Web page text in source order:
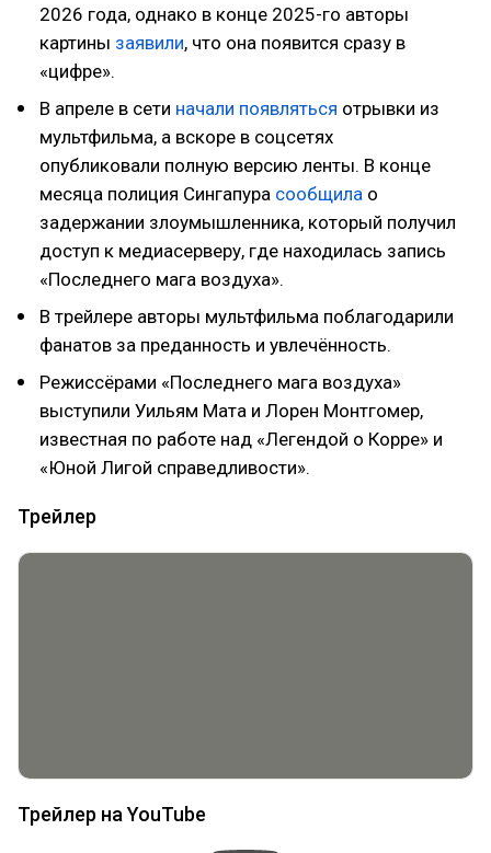
2026 года, однако в конце 2025-го авторы
картины заявили, что она появится сразу в
«цифре».
В апреле в сети начали появляться отрывки из
мультфильма, а вскоре в соцсетях
опубликовали полную версию ленты. В конце
месяца полиция Сингапура сообщила о
задержании злоумышленника, который получил
доступ к медиасерверу, где находилась запись
«Последнего мага воздуха».
В трейлере авторы мультфильма поблагодарили
фанатов за преданность и увлечённость.
Режиссёрами «Последнего мага воздуха»
выступили Уильям Мата и Лорен Монтгомер,
известная по работе над «Легендой о Корре» и
«Юной Лигой справедливости».
Трейлер
Трейлер на YouTube